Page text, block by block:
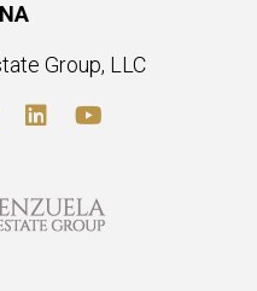
Group, LLC